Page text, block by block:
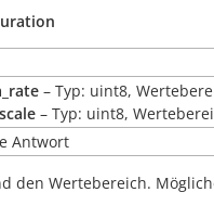
– Typ: uint8,
– Typ: uint8,
Antwort
den Wertebereich.